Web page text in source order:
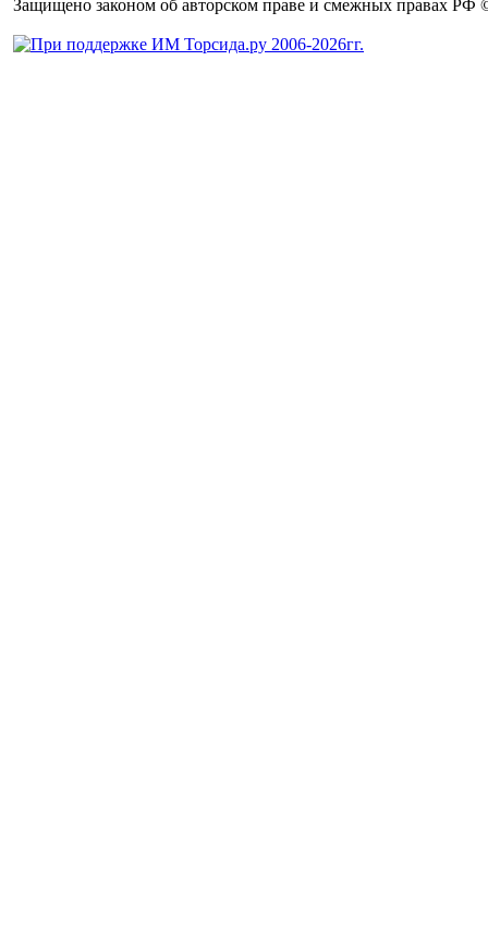
Защищено законом об авторском праве и смежных правах РФ ©